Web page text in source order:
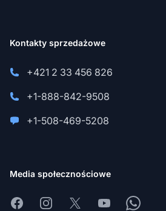
Kontakty sprzedażowe
+421 2 33 456 826
+1-888-842-9508
+1-508-469-5208
Media społecznościowe
FacebookInstagram
X YoutubeWhatsapp